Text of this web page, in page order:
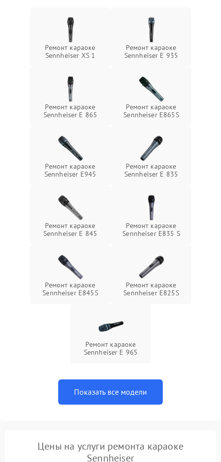
Ремонт караоке
Sennheiser XS 1
Ремонт караоке
Sennheiser E 935
Ремонт караоке
Sennheiser E 865
Ремонт караоке
Sennheiser E865S
Ремонт караоке
Sennheiser E945
Ремонт караоке
Sennheiser E 835
Ремонт караоке
Sennheiser E 845
Ремонт караоке
Sennheiser E835 S
Ремонт караоке
Sennheiser E845S
Ремонт караоке
Sennheiser E825S
Ремонт караоке
Sennheiser E 965
Показать все модели
Цены на услуги ремонта караоке
Sennheiser